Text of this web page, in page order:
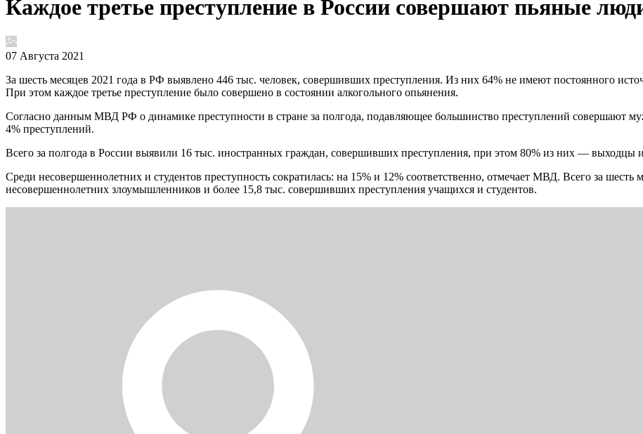
Каждое третье преступление в России совершают пьяные
07 Августа 2021
За шесть месяцев 2021 года в РФ выявлено 446 тыс. человек, совершивших преступления. Из них 64% не имеют постоянного
При этом каждое третье преступление было совершено в состоянии алкогольного опьянения.
Согласно данным МВД РФ о динамике преступности в стране за полгода, подавляющее большинство преступлений совершают
4% преступлений.
Всего за полгода в России выявили 16 тыс. иностранных граждан, совершивших преступления, при этом 80% из них — выходцы
Среди несовершеннолетних и студентов преступность сократилась: на 15% и 12% соответственно, отмечает МВД. Всего за
несовершеннолетних злоумышленников и более 15,8 тыс. совершивших преступления учащихся и студентов.